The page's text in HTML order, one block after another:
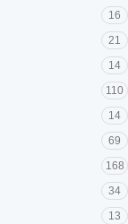
16
21
14
110
14
69
168
34
13